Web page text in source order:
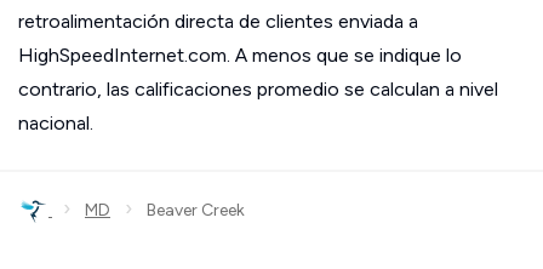
retroalimentación directa de clientes enviada a
HighSpeedInternet.com. A menos que se indique lo
contrario, las calificaciones promedio se calculan a nivel
nacional.
› MD › Beaver Creek